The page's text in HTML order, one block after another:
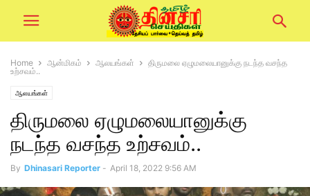
Home ஆன்மிகம் ஆலயங்கள்
திருமலை ஏழுமலையானுக்கு நடந்த வசந்த
உற்சவம்..
ஆலயங்கள்
திருமலை ஏழுமலையானுக்கு
நடந்த வசந்த உற்சவம்..
By Dhinasari Reporter - April 18, 2022 9:56 AM